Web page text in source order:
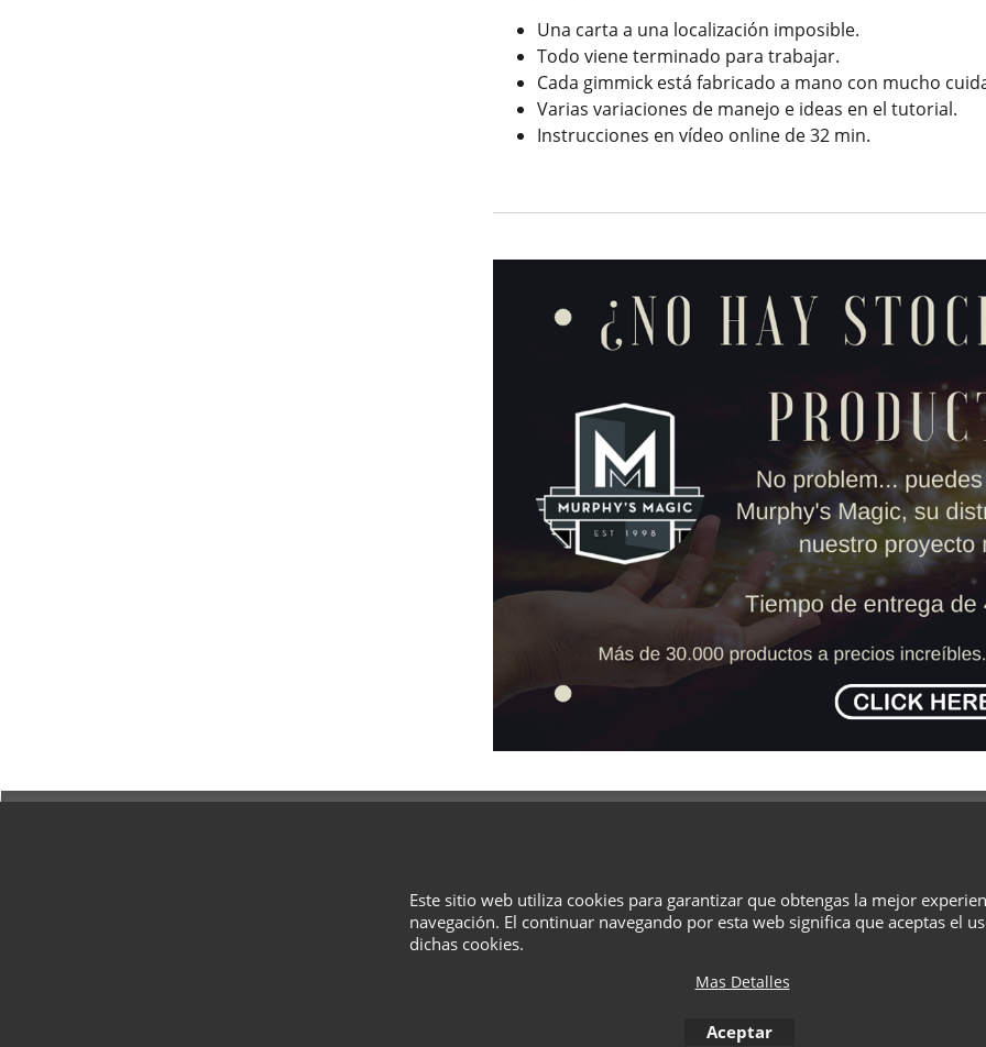
Una carta a una localización imposible.
Todo viene terminado para trabajar.
Cada gimmick está fabricado a mano con mucho
Varias variaciones de manejo e ideas en el tutorial.
Instrucciones en vídeo online de 32 min.
To create online store
ShopFactory eCommerce
Este sitio web utiliza cookies para garantizar que obtengas la mejor
navegación. El continuar navegando por esta web significa que aceptas el
dichas cookies.
Mas Detalles
Aceptar